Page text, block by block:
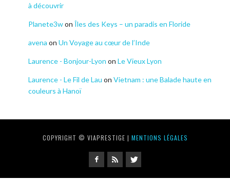
à découvrir
Planete3won Îles des Keys – un paradis en Floride
avena on Un Voyage au cœur de l’Inde
Laurence - Bonjour-Lyon on Le Vieux Lyon
Laurence - Le Fil de Lau on Vietnam : une Balade haute en
couleurs à Hanoï
COPYRIGHT © VIAPRESTIGE | MENTIONS LÉGALES